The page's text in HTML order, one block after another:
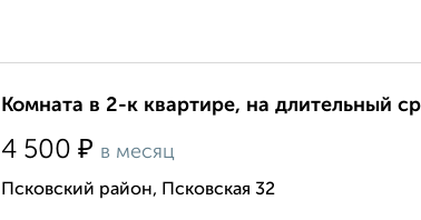
Комната в 2-к квартире, на длительный
4 500 ₽ в месяц
Псковский район, Псковская 32